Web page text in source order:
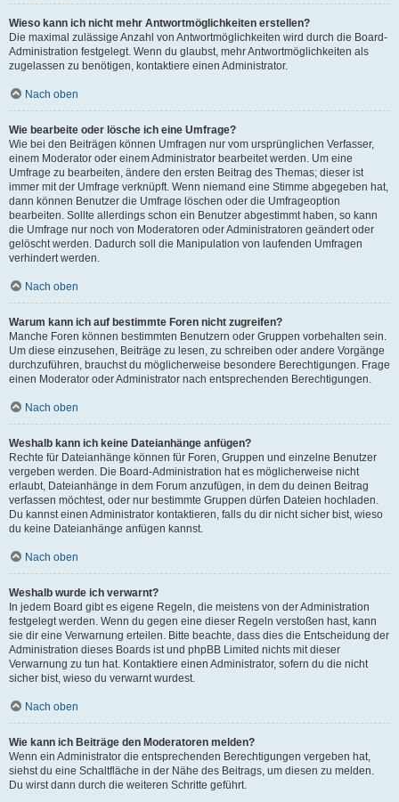
Wieso kann ich nicht mehr Antwortmöglichkeiten erstellen?
Die maximal zulässige Anzahl von Antwortmöglichkeiten wird durch die Board-
Administration festgelegt. Wenn du glaubst, mehr Antwortmöglichkeiten als
zugelassen zu benötigen, kontaktiere einen Administrator.
Nach oben
Wie bearbeite oder lösche ich eine Umfrage?
Wie bei den Beiträgen können Umfragen nur vom ursprünglichen Verfasser,
einem Moderator oder einem Administrator bearbeitet werden. Um eine
Umfrage zu bearbeiten, ändere den ersten Beitrag des Themas; dieser ist
immer mit der Umfrage verknüpft. Wenn niemand eine Stimme abgegeben hat,
dann können Benutzer die Umfrage löschen oder die Umfrageoption
bearbeiten. Sollte allerdings schon ein Benutzer abgestimmt haben, so kann
die Umfrage nur noch von Moderatoren oder Administratoren geändert oder
gelöscht werden. Dadurch soll die Manipulation von laufenden Umfragen
verhindert werden.
Nach oben
Warum kann ich auf bestimmte Foren nicht zugreifen?
Manche Foren können bestimmten Benutzern oder Gruppen vorbehalten sein.
Um diese einzusehen, Beiträge zu lesen, zu schreiben oder andere Vorgänge
durchzuführen, brauchst du möglicherweise besondere Berechtigungen. Frage
einen Moderator oder Administrator nach entsprechenden Berechtigungen.
Nach oben
Weshalb kann ich keine Dateianhänge anfügen?
Rechte für Dateianhänge können für Foren, Gruppen und einzelne Benutzer
vergeben werden. Die Board-Administration hat es möglicherweise nicht
erlaubt, Dateianhänge in dem Forum anzufügen, in dem du deinen Beitrag
verfassen möchtest, oder nur bestimmte Gruppen dürfen Dateien hochladen.
Du kannst einen Administrator kontaktieren, falls du dir nicht sicher bist, wieso
du keine Dateianhänge anfügen kannst.
Nach oben
Weshalb wurde ich verwarnt?
In jedem Board gibt es eigene Regeln, die meistens von der Administration
festgelegt werden. Wenn du gegen eine dieser Regeln verstoßen hast, kann
sie dir eine Verwarnung erteilen. Bitte beachte, dass dies die Entscheidung der
Administration dieses Boards ist und phpBB Limited nichts mit dieser
Verwarnung zu tun hat. Kontaktiere einen Administrator, sofern du die nicht
sicher bist, wieso du verwarnt wurdest.
Nach oben
Wie kann ich Beiträge den Moderatoren melden?
Wenn ein Administrator die entsprechenden Berechtigungen vergeben hat,
siehst du eine Schaltfläche in der Nähe des Beitrags, um diesen zu melden.
Du wirst dann durch die weiteren Schritte geführt.